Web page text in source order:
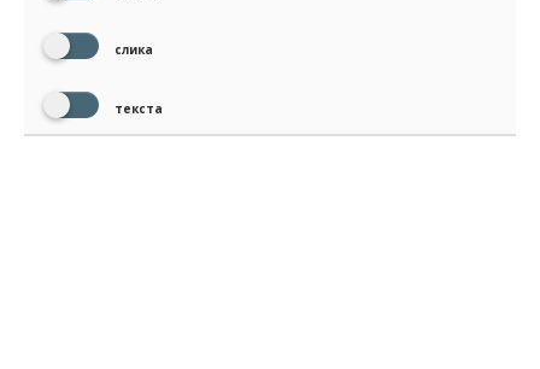
слика
текста